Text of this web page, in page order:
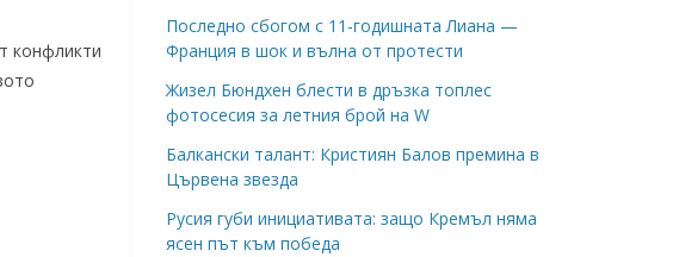
конфликти
Последно сбогом с 11-годишната Лиана —
Франция в шок и вълна от протести
Жизел Бюндхен блести в дръзка топлес
фотосесия за летния брой на W
Балкански талант: Кристиян Балов премина в
Цървена звезда
Русия губи инициативата: защо Кремъл няма
ясен път към победа